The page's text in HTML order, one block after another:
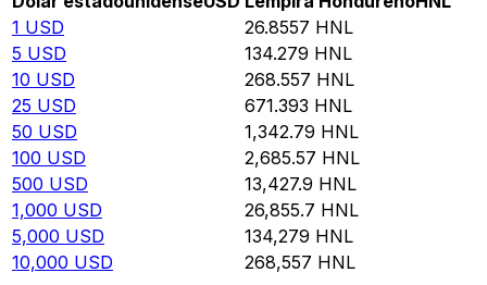
1 USD 26.8557 HNL
5 USD 134.279 HNL
10 USD 268.557 HNL
25 USD 671.393 HNL
50 USD 1,342.79 HNL
100 USD 2,685.57 HNL
500 USD 13,427.9 HNL
1,000 USD 26,855.7 HNL
5,000 USD 134,279 HNL
10,000 USD 268,557 HNL